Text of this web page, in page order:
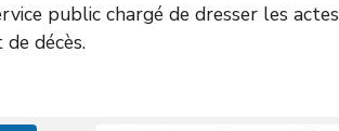
public chargé de dresser les actes
décès.